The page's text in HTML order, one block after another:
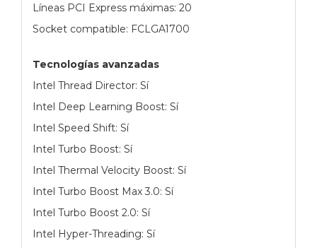
Líneas PCI Express máximas: 20
Socket compatible: FCLGA1700
Tecnologías avanzadas
Intel Thread Director: Sí
Intel Deep Learning Boost: Sí
Intel Speed Shift: Sí
Intel Turbo Boost: Sí
Intel Thermal Velocity Boost: Sí
Intel Turbo Boost Max 3.0: Sí
Intel Turbo Boost 2.0: Sí
Intel Hyper-Threading: Sí